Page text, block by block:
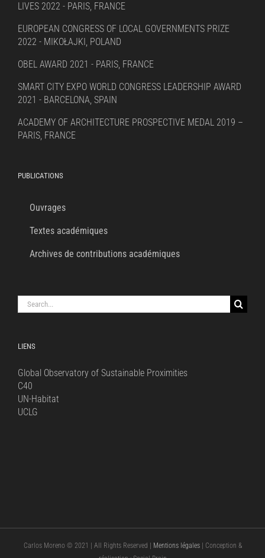
LIVES 2022 - PARIS, FRANCE
EUROPEAN CONGRESS OF LOCAL GOVERNMENTS PRIZE
2022 - MIKOŁAJKI, POLAND
OBEL AWARD 2021 - PARIS, FRANCE
SMART CITY EXPO WORLD CONGRESS LEADERSHIP AWARD
2021 - BARCELONA, SPAIN
ACADEMY OF ARCHITECTURE PROSPECTIVE MEDAL 2019 –
PARIS, FRANCE
PUBLICATIONS
Ouvrages
Textes académiques
Archives de contributions académiques
Search
for:
LIENS
Global Observatory of Sustainable Proximities
C40
UN-Habitat
UCLG
Carlos Moreno © 2021 | All Rights Reserved | Mentions légales| Conception &